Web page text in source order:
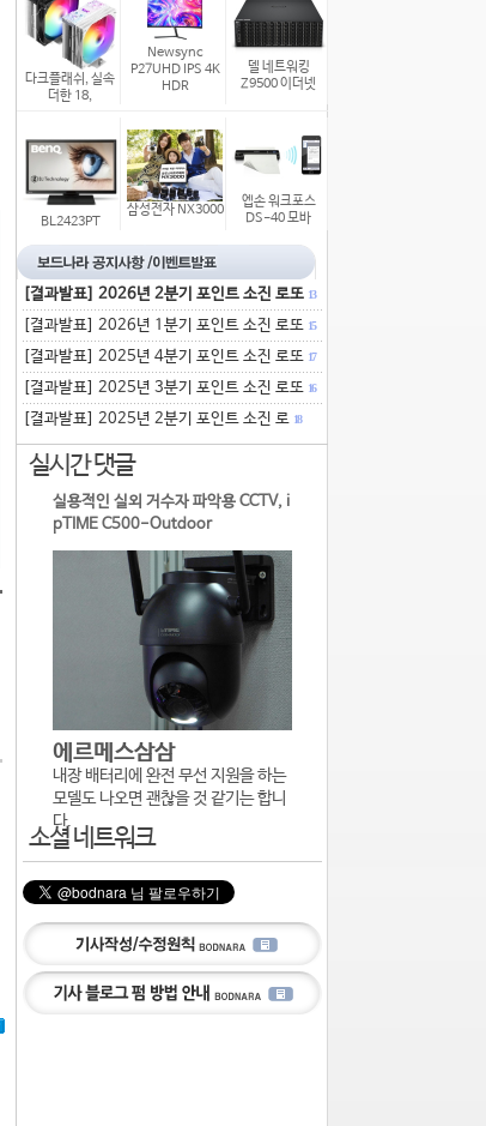
다크플래쉬, 실속
더한 18,
Newsync
P27UHD IPS 4K
HDR
델 네트워킹
Z9500 이더넷
BL2423PT
삼성전자 NX3000
엡손 워크포스
DS-40 모바
[결과발표] 2026년 2분기 포인트 소진 로또 13
[결과발표] 2026년 1분기 포인트 소진 로또 15
[결과발표] 2025년 4분기 포인트 소진 로또 17
[결과발표] 2025년 3분기 포인트 소진 로또 16
[결과발표] 2025년 2분기 포인트 소진 로 18
실시간 댓글
실용적인 실외 거수자 파악용 CCTV, i
pTIME C500-Outdoor
에르메스삼삼
내장 배터리에 완전 무선 지원을 하는
모델도 나오면 괜찮을 것 같기는 합니
다.
소셜 네트워크